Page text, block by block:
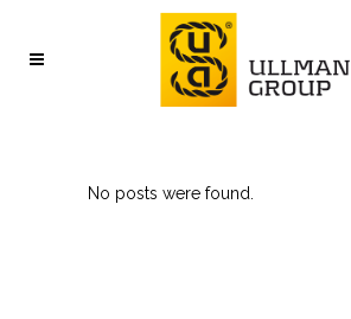
No posts were found.